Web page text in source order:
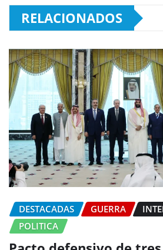
RELACIONADOS
DESTACADAS GUERRA
POLITICA